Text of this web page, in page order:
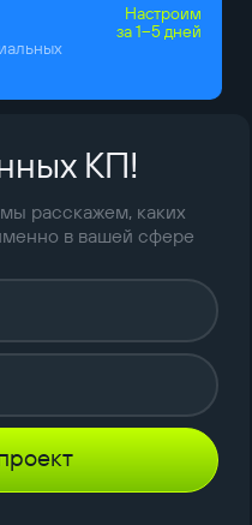
Настроим
за 1–5 дней
КП!
расскажем, каких
в вашей сфере